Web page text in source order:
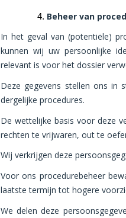
Beheer van
In het geval van (potentiële)
kunnen wij uw persoonlijke
relevant is voor het dossier
Deze gegevens stellen ons in
dergelijke procedures.
De wettelijke basis voor deze
rechten te vrijwaren, out te
Wij verkrijgen deze
Voor ons procedurebeheer
laatste termijn tot hogere
We delen deze